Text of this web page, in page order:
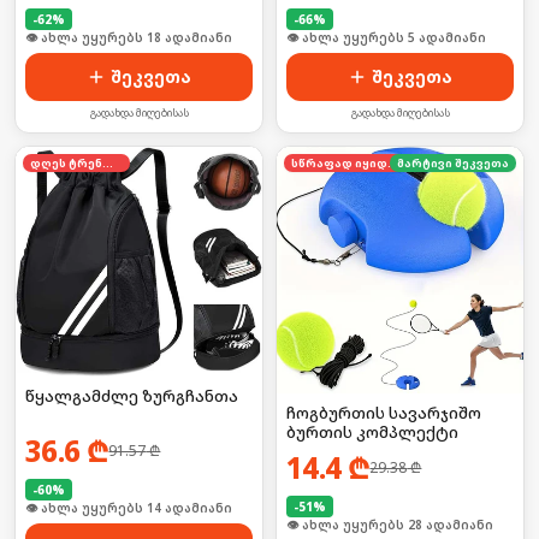
-62%
🛒 ბოლო 24სთ-ში იყიდა 28-მა
შეკვეთა
გადახდა მიღებისას
-66%
🛒 ბოლო 24სთ-ში იყიდა 4-მა
შეკვეთა
გადახდა მიღებისას
დღეს ტრენდში
წყალგამძლე ზურგჩანთა
36.6 ₾91.57₾
-60%
🛒 ბოლო 24სთ-ში იყიდა 21-მა
სწრაფად იყიდებამარტივი შეკვეთა
ჩოგბურთის სავარჯიშო
ბურთის კომპლექტი
14.4₾29.38₾
-51%
🛒 ბოლო 24სთ-ში იყიდა 37-მა